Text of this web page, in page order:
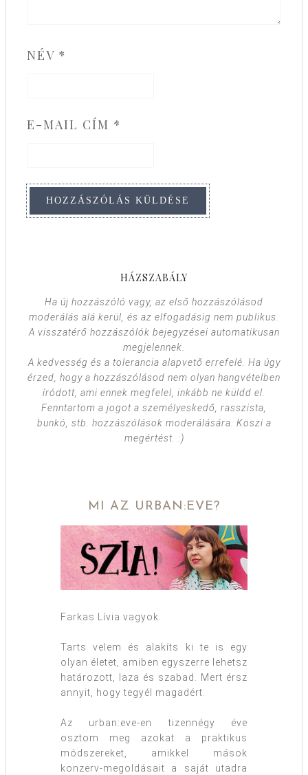
NÉV *
E-MAIL CÍM *
HÁZSZABÁLY
Ha új hozzászóló vagy, az első hozzászólásod
moderálás alá kerül, és az elfogadásig nem publikus.
A visszatérő hozzászólók bejegyzései automatikusan
megjelennek.
A kedvesség és a tolerancia alapvető errefelé. Ha úgy
érzed, hogy a hozzászólásod nem olyan hangvételben
íródott, ami ennek megfelel, inkább ne küldd el.
Fenntartom a jogot a személyeskedő, rasszista,
bunkó, stb. hozzászólások moderálására. Köszi a
megértést. :)
MI AZ URBAN:EVE?
Farkas Lívia vagyok.
Tarts velem és alakíts ki te is egy
olyan életet, amiben egyszerre lehetsz
határozott, laza és szabad. Mert érsz
annyit, hogy tegyél magadért.
Az urban:eve-en tizennégy éve
osztom meg azokat a praktikus
módszereket, amikkel mások
konzerv-megoldásait a saját utadra